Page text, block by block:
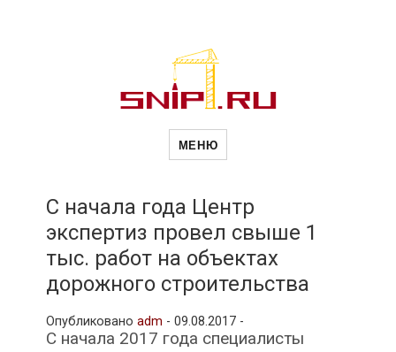
Новости
и
МЕНЮ
С начала года Центр
экспертиз провел свыше 1
тыс. работ на объектах
дорожного строительства
Опубликовано adm - 09.08.2017 -
С начала 2017 года специалисты